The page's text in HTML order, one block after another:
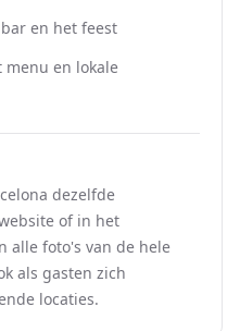
en het feest
menu en lokale
dezelfde
of in het
alle foto's van de hele
als gasten zich
locaties.